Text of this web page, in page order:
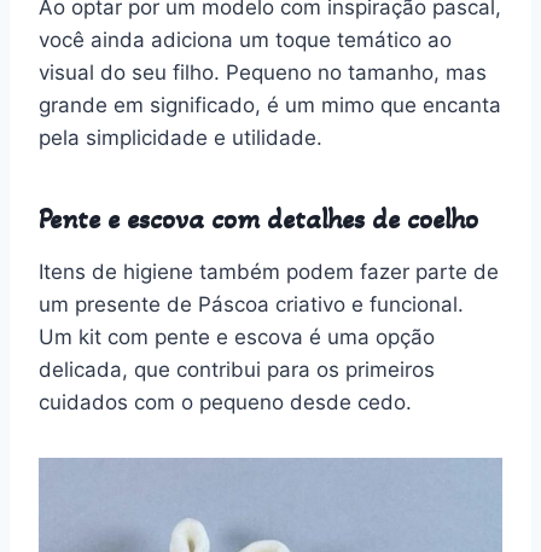
Ao optar por um modelo com inspiração pascal,
você ainda adiciona um toque temático ao
visual do seu filho. Pequeno no tamanho, mas
grande em significado, é um mimo que encanta
pela simplicidade e utilidade.
Pente e escova com detalhes de coelho
Itens de higiene também podem fazer parte de
um presente de Páscoa criativo e funcional.
Um kit com pente e escova é uma opção
delicada, que contribui para os primeiros
cuidados com o pequeno desde cedo.